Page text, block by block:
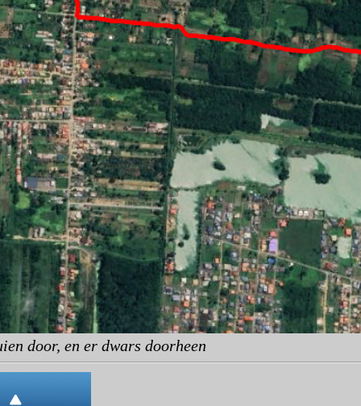
door, en er dwars doorheen